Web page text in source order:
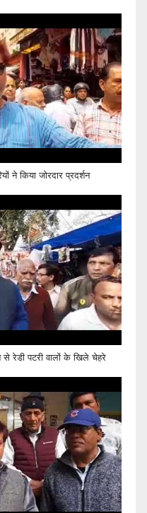
ने किया जोरदार प्रदर्शन
से रेडी पटरी वालों के खिले चेहरे